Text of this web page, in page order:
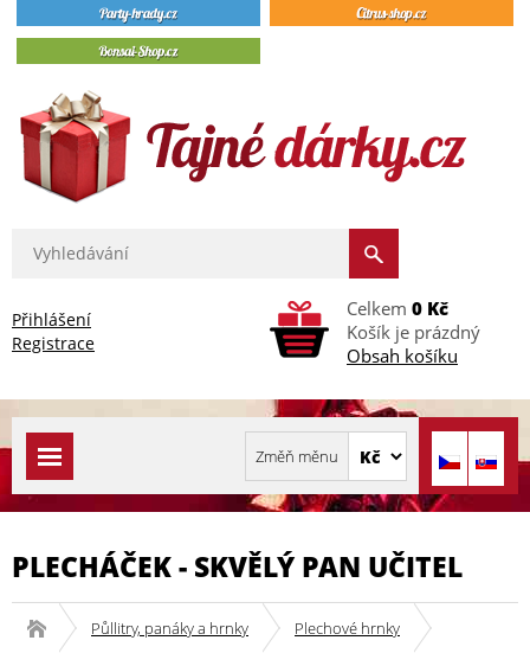
Přihlášení
Registrace
Celkem 0 Kč
Košík je prázdný
Obsah košíku
PLECHÁČEK - SKVĚLÝ PAN UČITEL
Půllitry, panáky a hrnky Plechové hrnky